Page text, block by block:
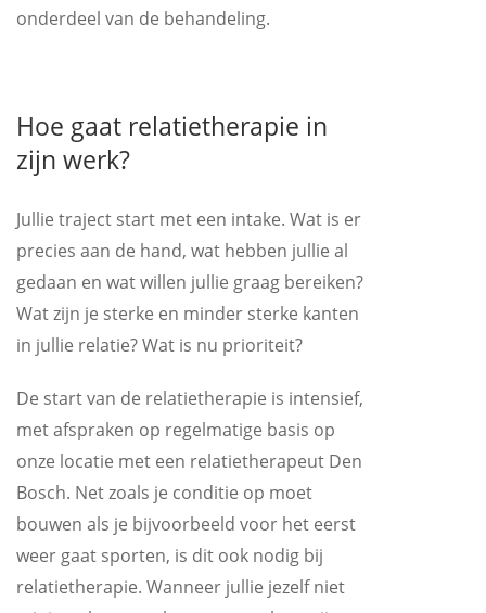
onderdeel van de behandeling.
Hoe gaat relatietherapie in
zijn werk?
Jullie traject start met een intake. Wat is er
precies aan de hand, wat hebben jullie al
gedaan en wat willen jullie graag bereiken?
Wat zijn je sterke en minder sterke kanten
in jullie relatie? Wat is nu prioriteit?
De start van de relatietherapie is intensief,
met afspraken op regelmatige basis op
onze locatie met een relatietherapeut Den
Bosch. Net zoals je conditie op moet
bouwen als je bijvoorbeeld voor het eerst
weer gaat sporten, is dit ook nodig bij
relatietherapie. Wanneer jullie jezelf niet